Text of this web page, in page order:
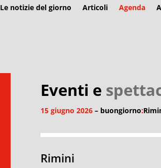
Le notizie del giorno Articoli Agenda
Eventi e
15 giugno 2026 – buongiorno:
Rimini